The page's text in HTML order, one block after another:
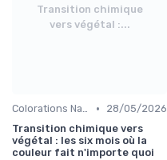
Transition chimique
vers végétal :...
Colorations Naturelles et Bio •
28/05/2026
Transition chimique vers
végétal : les six mois où la
couleur fait n'importe quoi